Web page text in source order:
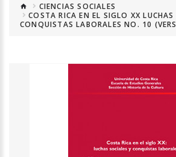
CIENCIAS SOCIALES
COSTA RICA EN EL SIGLO XX LUCHAS
CONQUISTAS LABORALES NO. 10